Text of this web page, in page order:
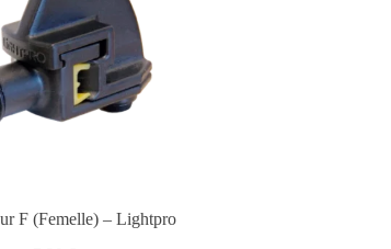
F (Femelle) – Lightpro